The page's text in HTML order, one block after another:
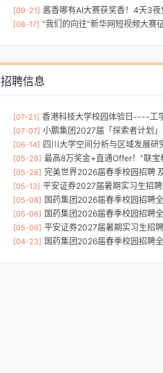
[09-21] 酱香哪有AI大赛获奖香！4天3
[08-17] “我们的向往”新华网短视频大赛
招聘信息
[07-21] 香港科技大学校园体验日----工学院
[07-07] 小鹏集团2027届「探索者计划
[06-14] 四川大学空间分析与区域发展研
[05-29] 最高8万奖金+直通Offer！“联宝杯”2026创新大赛
[05-28] 完美世界2026届春季校园招聘 及2027
[05-13] 平安证券2027届暑期实习生招
[05-08] 国药集团2026届春季校园招聘
[05-06] 国药集团2026届春季校园招聘
[05-06] 平安证券2027届暑期实习生招
[04-23] 国药集团2026届春季校园招聘